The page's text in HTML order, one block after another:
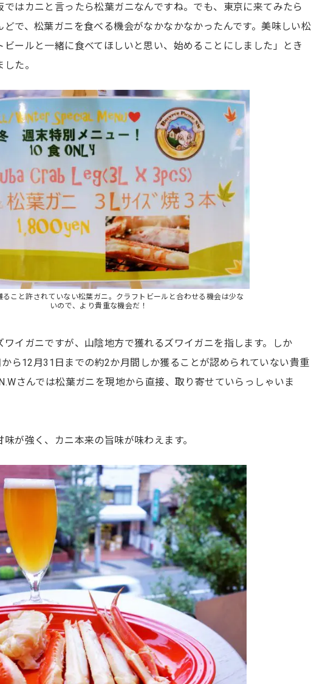
ではカニと言ったら松葉ガニなんですね。でも、東京に来てみたら
で、松葉ガニを食べる機会がなかなかなかったんです。美味しい松
ールと一緒に食べてほしいと思い、始めることにしました」とき
た。
ること許されていない松葉ガニ。クラフトビールと合わせる機会は少な
いので、より貴重な機会だ！
イガニですが、山陰地方で獲れるズワイガニを指します。しか
ら12月31日までの約2か月間しか獲ることが認められていない貴重
さんでは松葉ガニを現地から直接、取り寄せていらっしゃいま
が強く、カニ本来の旨味が味わえます。